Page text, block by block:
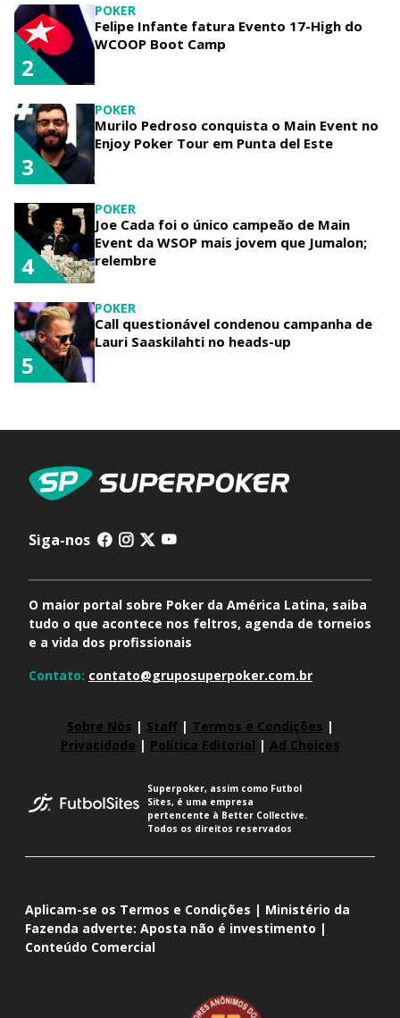
POKER
Felipe Infante fatura Evento 17-High do
WCOOP Boot Camp
2
POKER
Murilo Pedroso conquista o Main Event no
Enjoy Poker Tour em Punta del Este
3
POKER
Joe Cada foi o único campeão de Main
Event da WSOP mais jovem que Jumalon;
relembre
4
POKER
Call questionável condenou campanha de
Lauri Saaskilahti no heads-up
5
Siga-nos
O maior portal sobre Poker da América Latina, saiba
tudo o que acontece nos feltros, agenda de torneios
e a vida dos profissionais
Contato: contato@gruposuperpoker.com.br
Sobre Nós | Staff| Termos e Condições |
Privacidade | Política Editorial | Ad Choices
Superpoker, assim como Futbol
Sites, é uma empresa
pertencente à Better Collective.
Todos os direitos reservados
Aplicam-se os Termos e Condições | Ministério da
Fazenda adverte: Aposta não é investimento |
Conteúdo Comercial